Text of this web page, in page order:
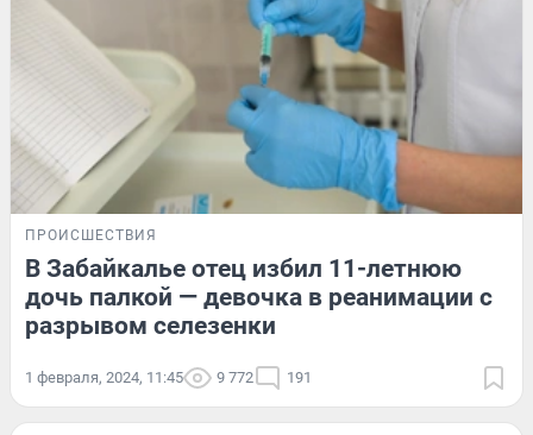
ПРОИСШЕСТВИЯ
В Забайкалье отец избил 11-летнюю
дочь палкой — девочка в реанимации с
разрывом селезенки
1 февраля, 2024, 11:45 9 772 191